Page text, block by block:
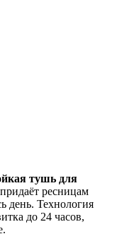
тушь для
ресницам
день. Технология
до 24 часов,